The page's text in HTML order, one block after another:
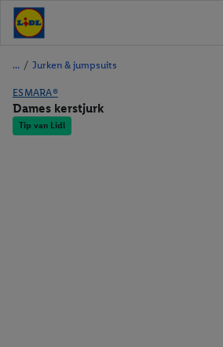
/ Jurken & jumpsuits
ESMARA®
Dames kerstjurk
Tip van Lidl